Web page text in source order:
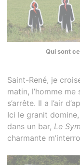
Qui sont
Saint-René, je
matin, l’homme
s’arrête. Il a l’air
Ici le granit
dans un bar, Le
charmante